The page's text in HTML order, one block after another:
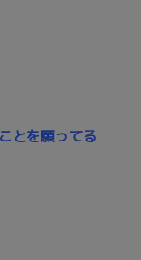
とを願ってる